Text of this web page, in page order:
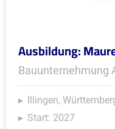
Ausbildung:
Bauunternehmung
Illingen,
Start: 2027